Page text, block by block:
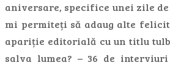
aniversare, specifice unei zile de
mi permiteți să adaug alte
apariție editorială cu un titlu
salva lumea? – 36 de